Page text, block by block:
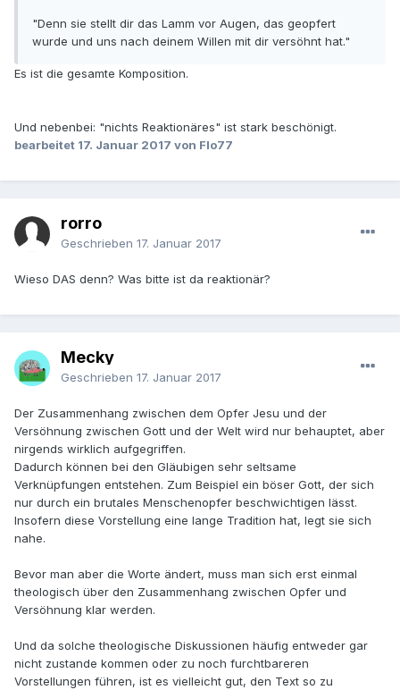
"Denn sie stellt dir das Lamm vor Augen, das geopfert
wurde und uns nach deinem Willen mit dir versöhnt hat."
Es ist die gesamte Komposition.
Und nebenbei: "nichts Reaktionäres" ist stark beschönigt.
bearbeitet 17. Januar 2017 von Flo77
rorro
Geschrieben 17. Januar 2017
Wieso DAS denn? Was bitte ist da reaktionär?
Mecky
Geschrieben 17. Januar 2017
Der Zusammenhang zwischen dem Opfer Jesu und der
Versöhnung zwischen Gott und der Welt wird nur behauptet, aber
nirgends wirklich aufgegriffen.
Dadurch können bei den Gläubigen sehr seltsame
Verknüpfungen entstehen. Zum Beispiel ein böser Gott, der sich
nur durch ein brutales Menschenopfer beschwichtigen lässt.
Insofern diese Vorstellung eine lange Tradition hat, legt sie sich
nahe.
Bevor man aber die Worte ändert, muss man sich erst einmal
theologisch über den Zusammenhang zwischen Opfer und
Versöhnung klar werden.
Und da solche theologische Diskussionen häufig entweder gar
nicht zustande kommen oder zu noch furchtbareren
Vorstellungen führen, ist es vielleicht gut, den Text so zu